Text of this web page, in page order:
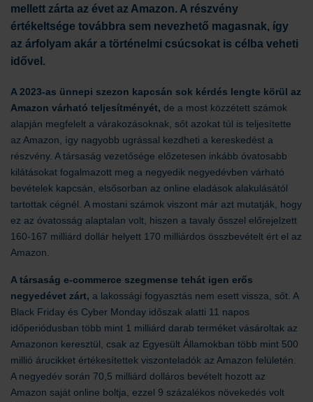
mellett zárta az évet az Amazon. A részvény
értékeltsége továbbra sem nevezhető magasnak, így
az árfolyam akár a történelmi csúcsokat is célba veheti
idővel.
A 2023-as ünnepi szezon kapcsán sok kérdés lengte körül az
Amazon várható teljesítményét, de a most közzétett számok
alapján megfelelt a várakozásoknak, sőt azokat túl is teljesítette
az Amazon, így nagyobb ugrással kezdheti a kereskedést a
részvény. A társaság vezetősége előzetesen inkább óvatosabb
kilátásokat fogalmazott meg a negyedik negyedévben várható
bevételek kapcsán, elsősorban az online eladások alakulásától
tartottak cégnél. A mostani számok viszont már azt mutatják, hogy
ez az óvatosság alaptalan volt, hiszen a tavaly ősszel előrejelzett
160-167 milliárd dollár helyett 170 milliárdos összbevételt ért el az
Amazon.
A társaság e-commerce szegmense tehát igen erős
negyedévet zárt, a lakossági fogyasztás nem esett vissza, sőt. A
Black Friday és Cyber Monday időszak alatti 11 napos
időperiódusban több mint 1 milliárd darab terméket vásároltak az
Amazonon keresztül, csak az Egyesült Államokban több mint 500
millió árucikket értékesítettek viszonteladók az Amazon felületén.
A negyedév során 70,5 milliárd dolláros bevételt hozott az
Amazon saját online boltja, ezzel 9 százalékos növekedés volt